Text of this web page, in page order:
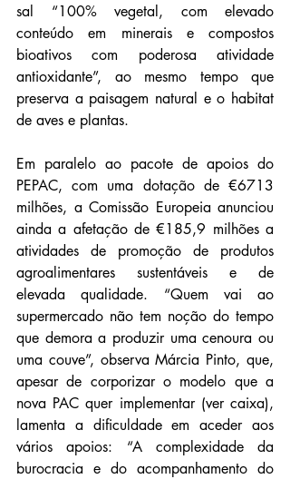
sal “100% vegetal, com elevado
conteúdo em minerais e compostos
bioativos com poderosa atividade
antioxidante”, ao mesmo tempo que
preserva a paisagem natural e o habitat
de aves e plantas.
Em paralelo ao pacote de apoios do
PEPAC, com uma dotação de €6713
milhões, a Comissão Europeia anun­ciou
ainda a afetação de €185,9 milhões a
atividades de promoção de produtos
agroalimentares sustentáveis e de
elevada qualidade. “Quem vai ao
supermercado não tem noção do tempo
que demora a produzir uma cenoura ou
uma couve”, observa Márcia Pinto, que,
apesar de corporizar o modelo que a
nova PAC quer implementar (ver caixa),
lamenta a dificuldade em aceder aos
vários apoios: “A complexidade da
burocracia e do acompanhamento do